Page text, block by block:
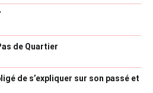
de Quartier
de s’expliquer sur son passé et